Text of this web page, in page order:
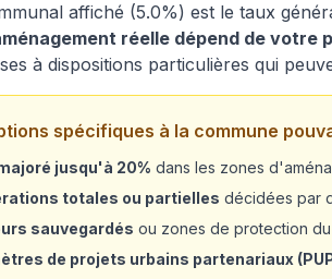
affiché (5.0%) est le taux
réelle dépend de votre
à dispositions particulières qui
spécifiques à la commune
jusqu'à 20% dans les zones
totales ou partielles décidées par
sauvegardés ou zones de protection
de projets urbains partenariaux